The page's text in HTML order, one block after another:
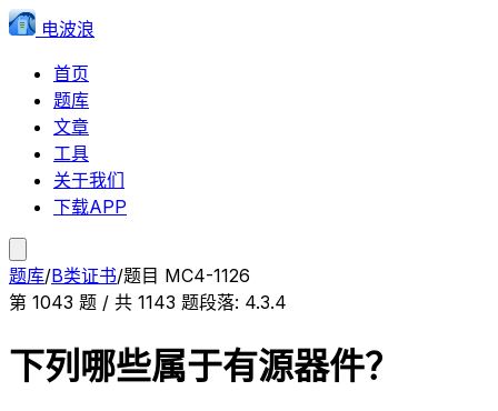
电波浪
首页
题库
文章
工具
关于我们
下载APP
题库/B类证书/题目 MC4-1126
第 1043 题 / 共 1143 题段落: 4.3.4
下列哪些属于有源器件？